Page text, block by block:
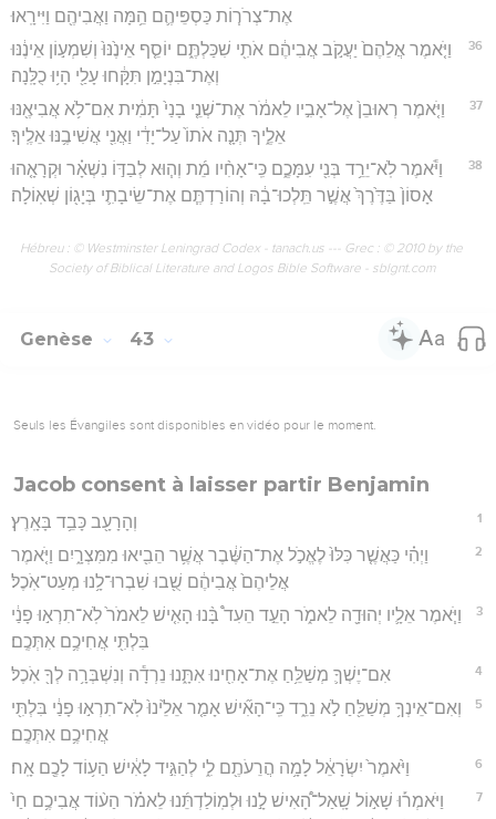
אֶת־צְרֹר֧וֹת כַּסְפֵּיהֶ֛ם הֵ֥מָּה וַאֲבִיהֶ֖ם וַיִּירָֽאוּ׃
36
וַיֹּ֤אמֶר אֲלֵהֶם֙ יַעֲקֹ֣ב אֲבִיהֶ֔ם אֹתִ֖י שִׁכַּלְתֶּ֑ם יוֹסֵ֤ף אֵינֶ֙נּוּ֙ וְשִׁמְע֣וֹן אֵינֶ֔נּוּ
וְאֶת־בִּנְיָמִ֣ן תִּקָּ֔חוּ עָלַ֖י הָי֥וּ כֻלָּֽנָה׃
37
וַיֹּ֤אמֶר רְאוּבֵן֙ אֶל־אָבִ֣יו לֵאמֹ֔ר אֶת־שְׁנֵ֤י בָנַי֙ תָּמִ֔ית אִם־לֹ֥א אֲבִיאֶ֖נּוּ
אֵלֶ֑יךָ תְּנָ֤ה אֹתוֹ֙ עַל־יָדִ֔י וַאֲנִ֖י אֲשִׁיבֶ֥נּוּ אֵלֶֽיךָ׃
38
וַיֹּ֕אמֶר לֹֽא־יֵרֵ֥ד בְּנִ֖י עִמָּכֶ֑ם כִּֽי־אָחִ֨יו מֵ֜ת וְה֧וּא לְבַדּ֣וֹ נִשְׁאָ֗ר וּקְרָאָ֤הוּ
אָסוֹן֙ בַּדֶּ֙רֶךְ֙ אֲשֶׁ֣ר תֵּֽלְכוּ־בָ֔הּ וְהוֹרַדְתֶּ֧ם אֶת־שֵׂיבָתִ֛י בְּיָג֖וֹן שְׁאֽוֹלָה׃
Hébreu : © Westminster Leningrad Codex - tanach.us --- Grec : © 2010 by the
Society of Biblical Literature and Logos Bible Software - sblgnt.com
Genèse 43
Seuls les Évangiles sont disponibles en vidéo pour le moment.
Jacob consent à laisser partir Benjamin
1 וְהָרָעָ֖ב כָּבֵ֥ד בָּאָֽרֶץ׃
2
וַיְהִ֗י כַּאֲשֶׁ֤ר כִּלּוּ֙ לֶאֱכֹ֣ל אֶת־הַשֶּׁ֔בֶר אֲשֶׁ֥ר הֵבִ֖יאוּ מִמִּצְרָ֑יִם וַיֹּ֤אמֶר
אֲלֵיהֶם֙ אֲבִיהֶ֔ם שֻׁ֖בוּ שִׁבְרוּ־לָ֥נוּ מְעַט־אֹֽכֶל׃
3
וַיֹּ֧אמֶר אֵלָ֛יו יְהוּדָ֖ה לֵאמֹ֑ר הָעֵ֣ד הֵעִד֩ בָּ֨נוּ הָאִ֤ישׁ לֵאמֹר֙ לֹֽא־תִרְא֣וּ פָנַ֔י
בִּלְתִּ֖י אֲחִיכֶ֥ם אִתְּכֶֽם׃
4 אִם־יֶשְׁךָ֛ מְשַׁלֵּ֥חַ אֶת־אָחִ֖ינוּ אִתָּ֑נוּ נֵרְדָ֕ה וְנִשְׁבְּרָ֥ה לְךָ֖ אֹֽכֶל׃
5
וְאִם־אֵינְךָ֥ מְשַׁלֵּ֖חַ לֹ֣א נֵרֵ֑ד כִּֽי־הָאִ֞ישׁ אָמַ֤ר אֵלֵ֙ינוּ֙ לֹֽא־תִרְא֣וּ פָנַ֔י בִּלְתִּ֖י
אֲחִיכֶ֥ם אִתְּכֶֽם׃
6 וַיֹּ֙אמֶר֙ יִשְׂרָאֵ֔ל לָמָ֥ה הֲרֵעֹתֶ֖ם לִ֑י לְהַגִּ֣יד לָאִ֔ישׁ הַע֥וֹד לָכֶ֖ם אָֽח׃
7
וַיֹּאמְר֡וּ שָׁא֣וֹל שָֽׁאַל־הָ֠אִישׁ לָ֣נוּ וּלְמֽוֹלַדְתֵּ֜נוּ לֵאמֹ֗ר הַע֨וֹד אֲבִיכֶ֥ם חַי֙